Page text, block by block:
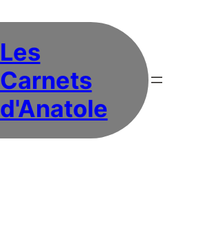
Les
Carnets
d'Anatole